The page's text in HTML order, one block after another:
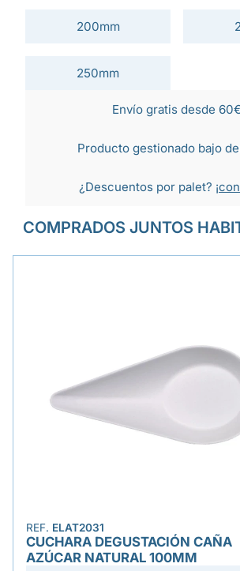
200mm
250mm
Envío gratis desde 60€
Producto gestionado bajo
¿Descuentos por palet?
COMPRADOS JUNTOS
REF. ELAT2031
CUCHARA DEGUSTACIÓN CAÑA
AZÚCAR NATURAL 100MM